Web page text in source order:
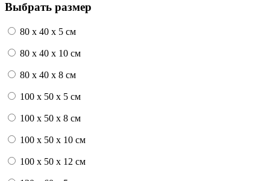
Выбрать размер
80 x 40 x 5 см
80 x 40 x 10 см
80 x 40 x 8 см
100 x 50 x 5 см
100 х 50 х 8 см
100 x 50 x 10 см
100 x 50 x 12 см